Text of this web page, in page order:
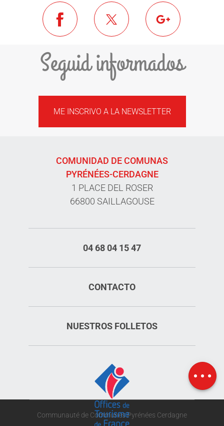
Mapa
Seguid informados
ME INSCRIVO A LA NEWSLETTER
COMUNIDAD DE COMUNAS
PYRÉNÉES-CERDAGNE
1 PLACE DEL ROSER
66800 SAILLAGOUSE
04 68 04 15 47
CONTACTO
NUESTROS FOLLETOS
Communauté de Communes Pyrénées Cerdagne